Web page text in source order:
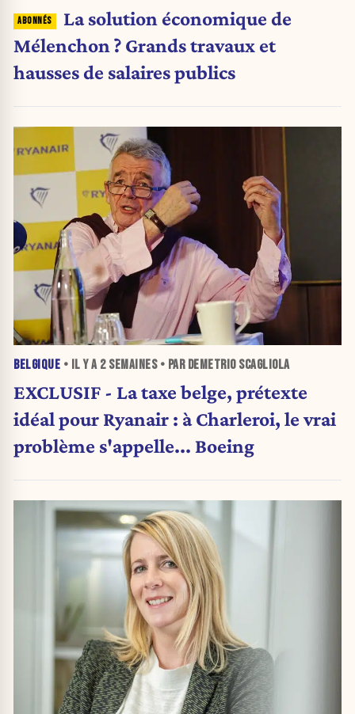
La solution économique de
Mélenchon ? Grands travaux et
hausses de salaires publics
BELGIQUE • IL Y A 2 SEMAINES• PAR DEMETRIO SCAGLIOLA
EXCLUSIF - La taxe belge, prétexte
idéal pour Ryanair : à Charleroi, le vrai
problème s'appelle... Boeing